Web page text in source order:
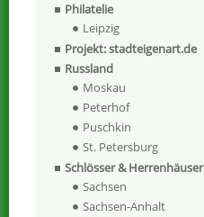
Philatelie
Leipzig
Projekt: stadteigenart.de
Russland
Moskau
Peterhof
Puschkin
St. Petersburg
Schlösser & Herrenhäuser
Sachsen
Sachsen-Anhalt